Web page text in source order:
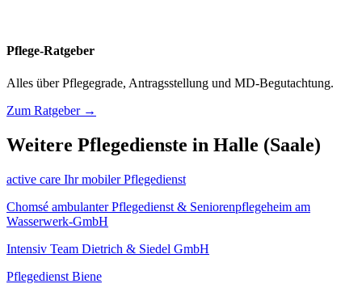
Pflege-Ratgeber
Alles über Pflegegrade, Antragsstellung und MD-Begutachtung.
Zum Ratgeber →
Weitere Pflegedienste in Halle (Saale)
active care Ihr mobiler Pflegedienst
Chomsé ambulanter Pflegedienst & Seniorenpflegeheim am
Wasserwerk-GmbH
Intensiv Team Dietrich & Siedel GmbH
Pflegedienst Biene